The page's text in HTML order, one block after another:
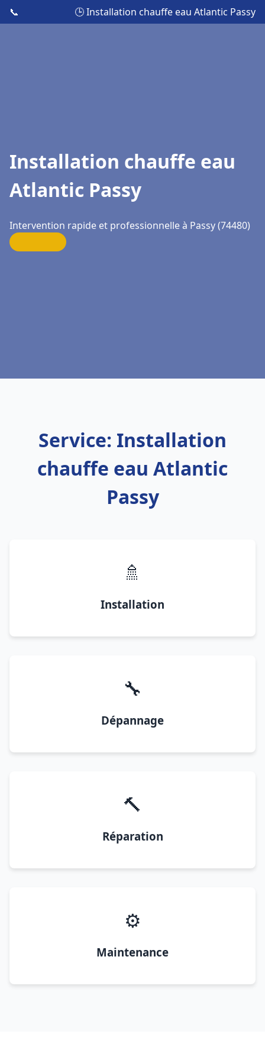
📞 🕒 Installation chauffe eau Atlantic Passy
Installation chauffe eau
Atlantic Passy
Intervention rapide et professionnelle à Passy (74480)
Service: Installation
chauffe eau Atlantic
Passy
🚿
Installation
🔧
Dépannage
🔨
Réparation
⚙️
Maintenance